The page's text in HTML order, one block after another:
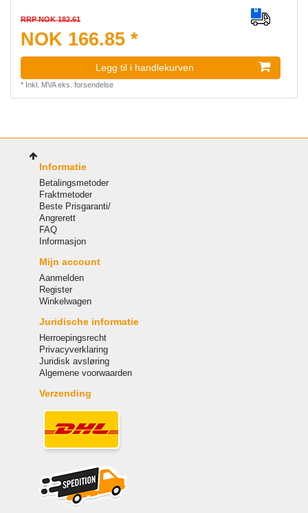
RRP NOK 182.61
NOK 166.85 *
Legg til i handlekurven
* Inkl. MVAeks. forsendelse
Informatie
Betalingsmetoder
Fraktmetoder
Beste Prisgaranti/
Angrerett
FAQ
Informasjon
Mijn account
Aanmelden
Register
Winkelwagen
Juridische informatie
Herroepingsrecht
Privacyverklaring
Juridisk avsløring
Algemene voorwaarden
Verzending